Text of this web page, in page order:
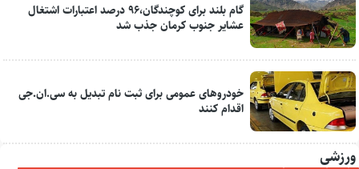
گام بلند برای کوچندگان،۹۶ درصد اعتبارات اشتغال
عشایر جنوب کرمان جذب شد
خودروهای عمومی برای ثبت نام تبدیل به سی.ان.جی
اقدام کنند
ورزشی